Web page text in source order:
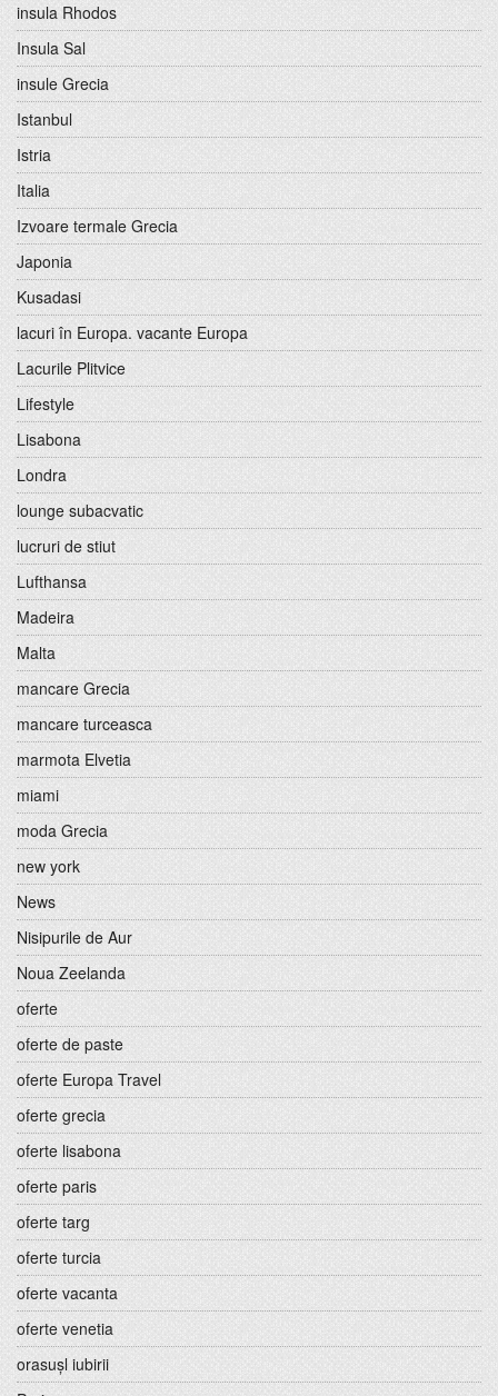
insula Rhodos
Insula Sal
insule Grecia
Istanbul
Istria
Italia
Izvoare termale Grecia
Japonia
Kusadasi
lacuri în Europa. vacante Europa
Lacurile Plitvice
Lifestyle
Lisabona
Londra
lounge subacvatic
lucruri de stiut
Lufthansa
Madeira
Malta
mancare Grecia
mancare turceasca
marmota Elvetia
miami
moda Grecia
new york
News
Nisipurile de Aur
Noua Zeelanda
oferte
oferte de paste
oferte Europa Travel
oferte grecia
oferte lisabona
oferte paris
oferte targ
oferte turcia
oferte vacanta
oferte venetia
orasușl iubirii